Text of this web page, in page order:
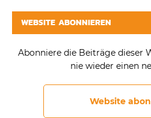
WEBSITE ABONNIEREN
Abonniere die Beiträge dieser
nie wieder einen
Website